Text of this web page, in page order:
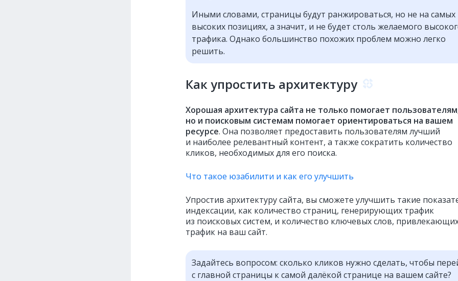
Иными словами, страницы будут ранжироваться, но не на самых
высоких позициях, а значит, и не будет столь желаемого
трафика. Однако большинство похожих проблем можно легко
решить.
Как упростить архитектуру
Хорошая архитектура сайта не только помогает
но и поисковым системам помогает ориентироваться на вашем
ресурсе. Она позволяет предоставить пользователям лучший
и наиболее релевантный контент, а также сократить количество
кликов, необходимых для его поиска.
Что такое юзабилити и как его улучшить
Упростив архитектуру сайта, вы сможете улучшить такие
индексации, как количество страниц, генерирующих трафик
из поисковых систем, и количество ключевых слов,
трафик на ваш сайт.
Задайтесь вопросом: сколько кликов нужно сделать, чтобы
с главной страницы к самой далёкой странице на вашем сайте?